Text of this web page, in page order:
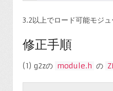
3.2以上でロード可能モジ
修正手順
(1) g2zの module.h の